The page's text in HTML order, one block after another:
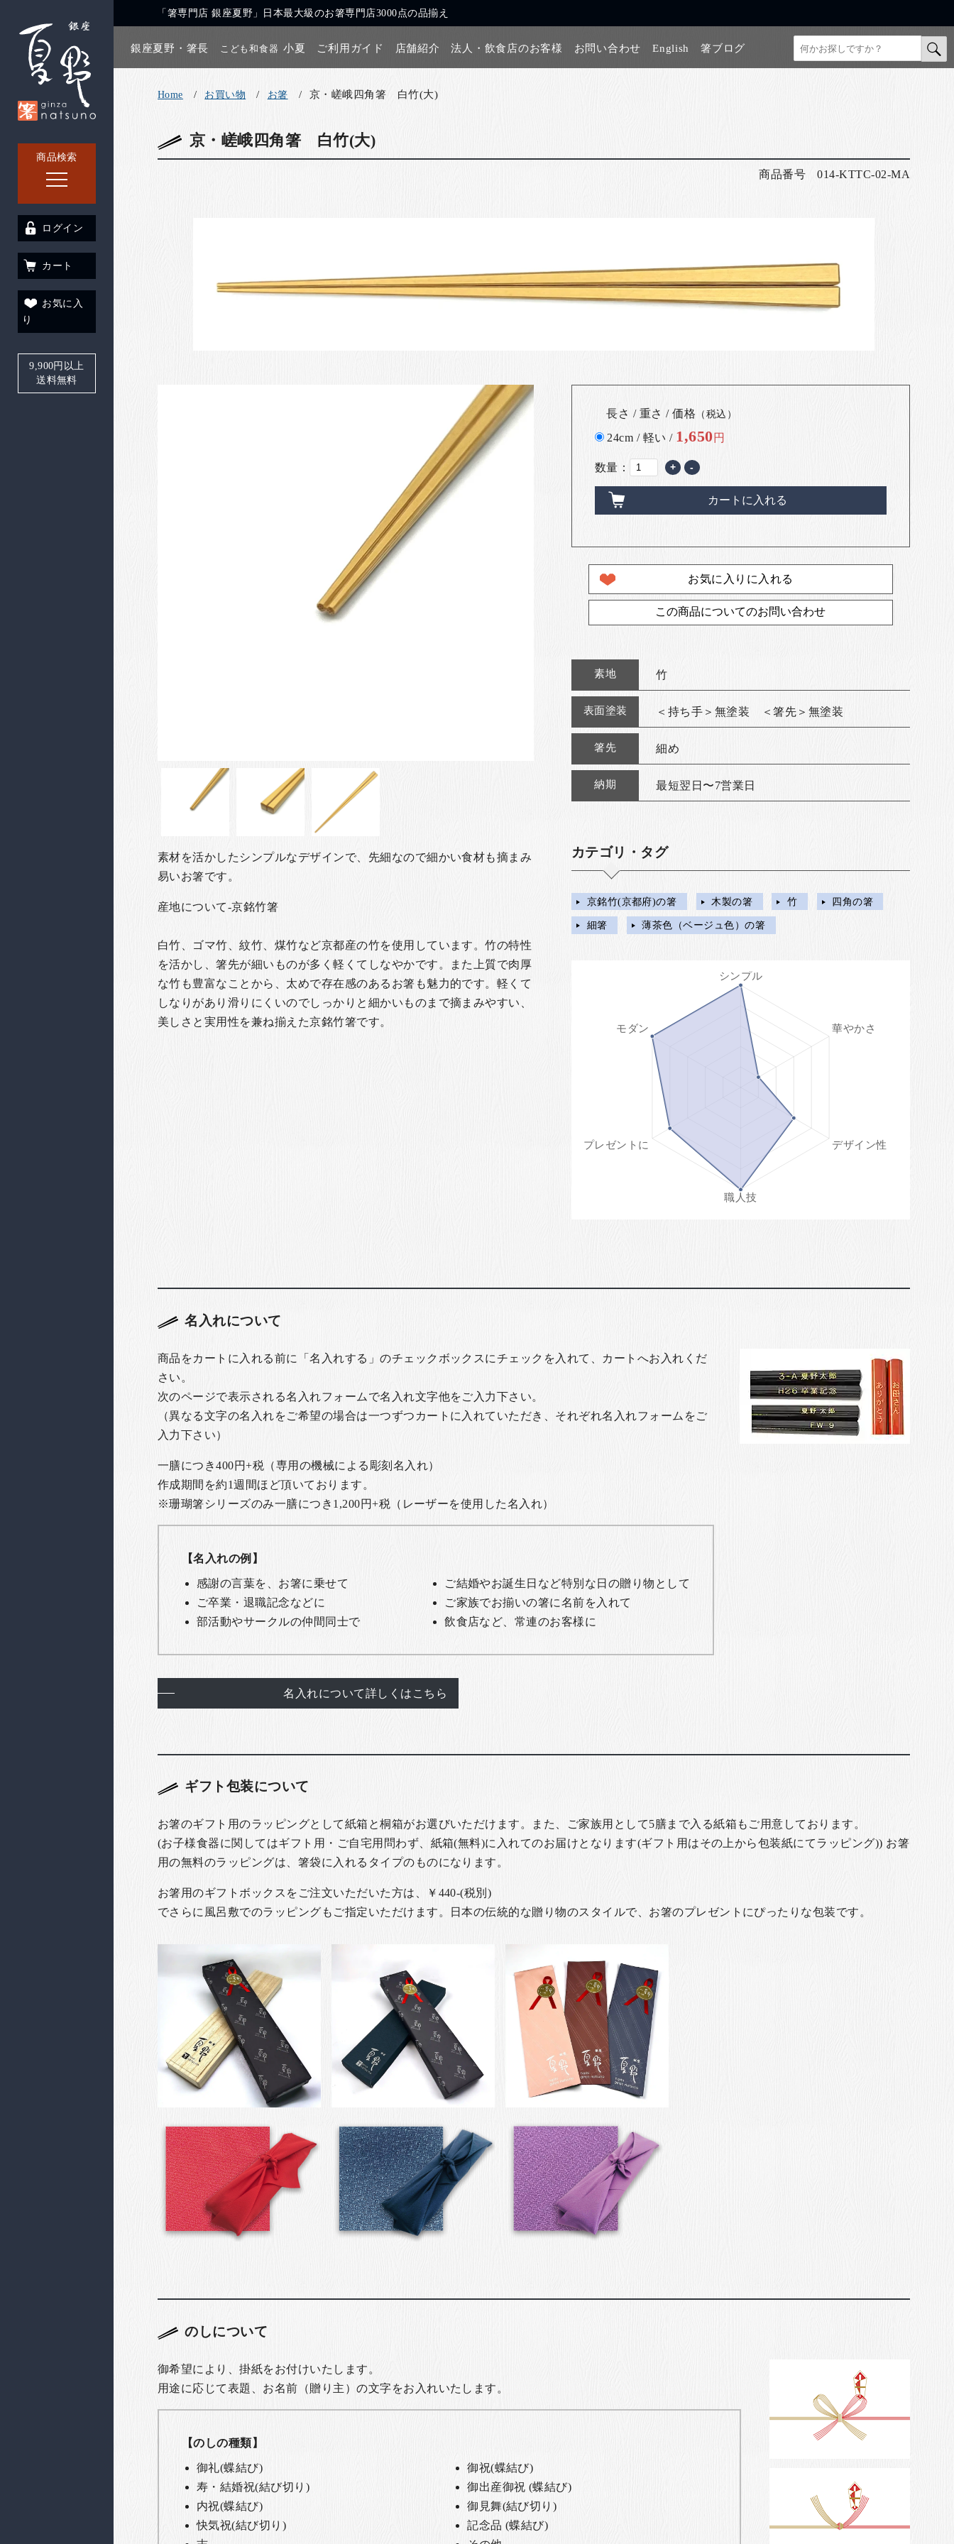
商品検索
「箸専門店 銀座夏野」日本最大級のお箸専門店3000点の品揃え
銀座夏野・箸長 こども和食器 小夏 ご利用ガイド 店舗紹介 法人・飲食店のお客様 お問い合わせ English 箸ブログ
ログイン
カート
お気に入
り
9,900円以上
送料無料
Home お買い物 お箸 京・嵯峨四角箸 白竹(大)
京・嵯峨四角箸 白竹(大)
商品番号 014-KTTC-02-MA
素材を活かしたシンプルなデザインで、先細なので細かい食材も摘まみ
易いお箸です。
産地について-京銘竹箸
白竹、ゴマ竹、紋竹、煤竹など京都産の竹を使用しています。竹の特性
を活かし、箸先が細いものが多く軽くてしなやかです。また上質で肉厚
な竹も豊富なことから、太めで存在感のあるお箸も魅力的です。軽くて
しなりがあり滑りにくいのでしっかりと細かいものまで摘まみやすい、
美しさと実用性を兼ね揃えた京銘竹箸です。
長さ / 重さ / 価格 （税込）
24cm / 軽い / 1,650 円
数量： + -
カートに入れる
お気に入りに入れる
この商品についてのお問い合わせ
素地 竹
表面塗装 ＜持ち手＞無塗装 ＜箸先＞無塗装
箸先 細め
納期 最短翌日〜7営業日
カテゴリ・タグ
京銘竹(京都府)の箸 木製の箸 竹 四角の箸
細箸 薄茶色（ベージュ色）の箸
名入れについて
商品をカートに入れる前に「名入れする」のチェックボックスにチェックを入れて、カートへお入れくだ
さい。
次のページで表示される名入れフォームで名入れ文字他をご入力下さい。
（異なる文字の名入れをご希望の場合は一つずつカートに入れていただき、それぞれ名入れフォームをご
入力下さい）
一膳につき400円+税（専用の機械による彫刻名入れ）
作成期間を約1週間ほど頂いております。
※珊瑚箸シリーズのみ一膳につき1,200円+税 （レーザーを使用した名入れ）
【名入れの例】
感謝の言葉を、お箸に乗せて
ご結婚やお誕生日など特別な日の贈り物として
ご卒業・退職記念などに
ご家族でお揃いの箸に名前を入れて
部活動やサークルの仲間同士で
飲食店など、常連のお客様に
名入れについて詳しくはこちら
ギフト包装について
お箸のギフト用のラッピングとして紙箱と桐箱がお選びいただけます。また、ご家族用として5膳まで入る紙箱もご用意しております。
(お子様食器に関してはギフト用・ご自宅用問わず、紙箱(無料)に入れてのお届けとなります(ギフト用はその上から包装紙にてラッピング)) お箸
用の無料のラッピングは、箸袋に入れるタイプのものになります。
お箸用のギフトボックスをご注文いただいた方は、￥440-(税別)
でさらに風呂敷でのラッピングもご指定いただけます。日本の伝統的な贈り物のスタイルで、お箸のプレゼントにぴったりな包装です。
のしについて
御希望により、掛紙をお付けいたします。
用途に応じて表題、お名前（贈り主）の文字をお入れいたします。
【のしの種類】
御礼(蝶結び)
御祝(蝶結び)
寿・結婚祝(結び切り)
御出産御祝 (蝶結び)
内祝(蝶結び)
御見舞(結び切り)
快気祝(結び切り)
記念品 (蝶結び)